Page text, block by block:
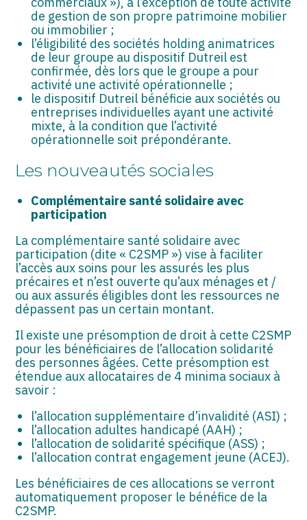
de gestion de son propre patrimoine mobilier
ou immobilier ;
l’éligibilité des sociétés holding animatrices
de leur groupe au dispositif Dutreil est
confirmée, dès lors que le groupe a pour
activité une activité opérationnelle ;
le dispositif Dutreil bénéficie aux sociétés ou
entreprises individuelles ayant une activité
mixte, à la condition que l’activité
opérationnelle soit prépondérante.
Les nouveautés sociales
Complémentaire santé solidaire avec
participation
La complémentaire santé solidaire avec
participation (dite « C2SMP ») vise à faciliter
l’accès aux soins pour les assurés les plus
précaires et n’est ouverte qu’aux ménages et /
ou aux assurés éligibles dont les ressources ne
dépassent pas un certain montant.
Il existe une présomption de droit à cette C2SMP
pour les bénéficiaires de l’allocation solidarité
des personnes âgées. Cette présomption est
étendue aux allocataires de 4 minima sociaux à
savoir :
l’allocation supplémentaire d’invalidité (ASI) ;
l’allocation adultes handicapé (AAH) ;
l’allocation de solidarité spécifique (ASS) ;
l’allocation contrat engagement jeune (ACEJ).
Les bénéficiaires de ces allocations se verront
automatiquement proposer le bénéfice de la
C2SMP.